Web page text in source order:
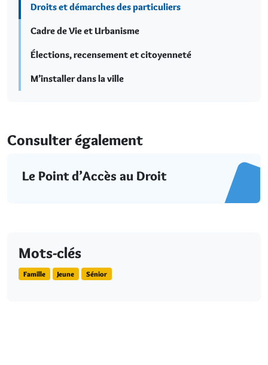
Droits et démarches des particuliers
Cadre de Vie et Urbanisme
Élections, recensement et citoyenneté
M’installer dans la ville
Consulter également
Le Point d’Accès au Droit
Mots-clés
Famille Jeune Sénior